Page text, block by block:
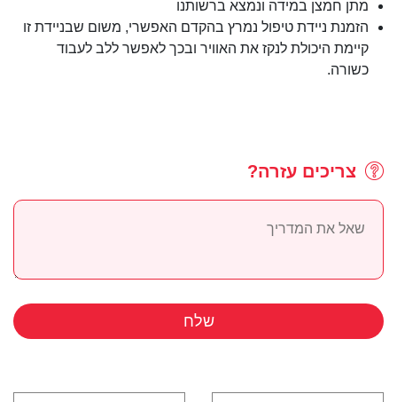
מתן חמצן במידה ונמצא ברשותנו
הזמנת ניידת טיפול נמרץ בהקדם האפשרי, משום שבניידת זו
קיימת היכולת לנקז את האוויר ובכך לאפשר ללב לעבוד
כשורה.
צריכים עזרה?
שלח